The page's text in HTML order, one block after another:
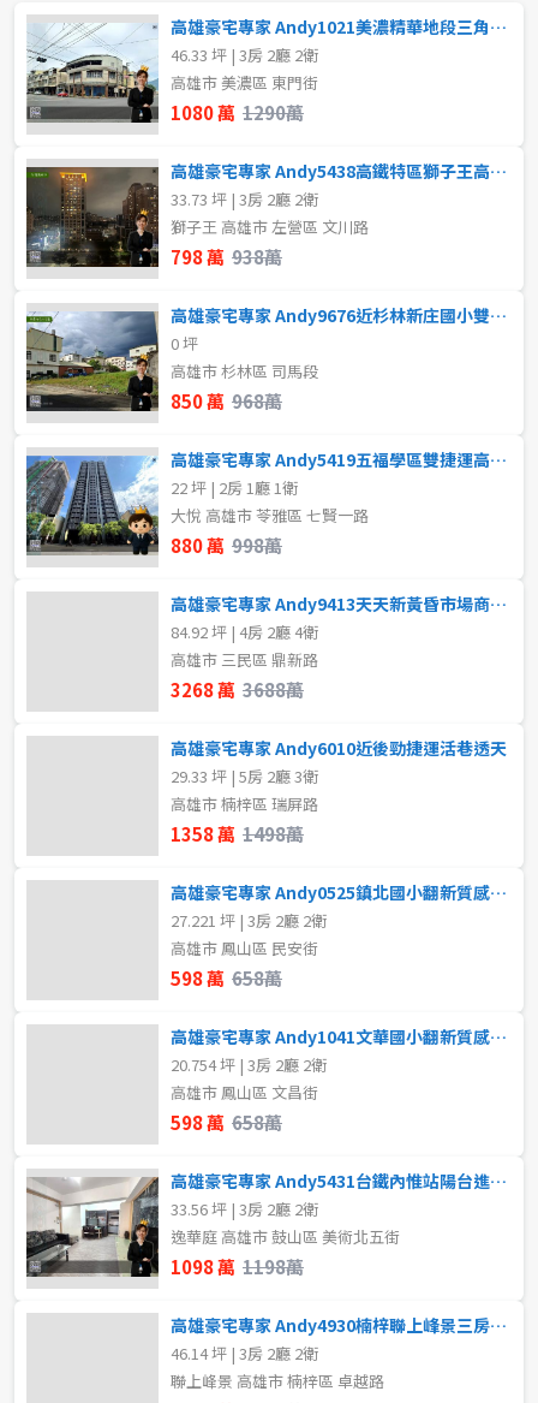
60~70 坪 70~80 坪
80坪以上
~ 坪
樓層
不拘
2樓
4樓
11~20樓
~
3房
20~30 坪 30~40 坪
40~50 坪
60~70 坪 70~80 坪
80坪以上
樓層
不拘
1樓
3樓
11~20樓
3房
4房
高雄豪宅專家 Andy1021美濃精華地段三角窗店住
46.33 坪 | 3房 2廳 2衛
高雄市 美濃區 東門街
1080 萬 1290萬
高雄豪宅專家 Andy5438高鐵特區獅子王高樓層美3房
33.73 坪 | 3房 2廳 2衛
獅子王 高雄市 左營區 文川路
798 萬 938萬
高雄豪宅專家 Andy9676近杉林新庄國小雙面路方正乙建
0 坪
高雄市 杉林區 司馬段
850 萬 968萬
高雄豪宅專家 Andy5419五福學區雙捷運高樓層採光兩房
22 坪 | 2房 1廳 1衛
大悅 高雄市 苓雅區 七賢一路
880 萬 998萬
高雄豪宅專家 Andy9413天天新黃昏市場商圈透天店住
84.92 坪 | 4房 2廳 4衛
高雄市 三民區 鼎新路
3268 萬 3688萬
高雄豪宅專家 Andy6010近後勁捷運活巷透天
29.33 坪 | 5房 2廳 3衛
高雄市 楠梓區 瑞屏路
1358 萬 1498萬
高雄豪宅專家 Andy0525鎮北國小翻新質感美寓
27.221 坪 | 3房 2廳 2衛
高雄市 鳳山區 民安街
598 萬 658萬
高雄豪宅專家 Andy1041文華國小翻新質感美寓
20.754 坪 | 3房 2廳 2衛
高雄市 鳳山區 文昌街
598 萬 658萬
高雄豪宅專家 Andy5431台鐵內惟站陽台進出美三房
33.56 坪 | 3房 2廳 2衛
逸華庭 高雄市 鼓山區 美術北五街
1098 萬 1198萬
高雄豪宅專家 Andy4930楠梓聯上峰景三房平車
46.14 坪 | 3房 2廳 2衛
聯上峰景 高雄市 楠梓區 卓越路